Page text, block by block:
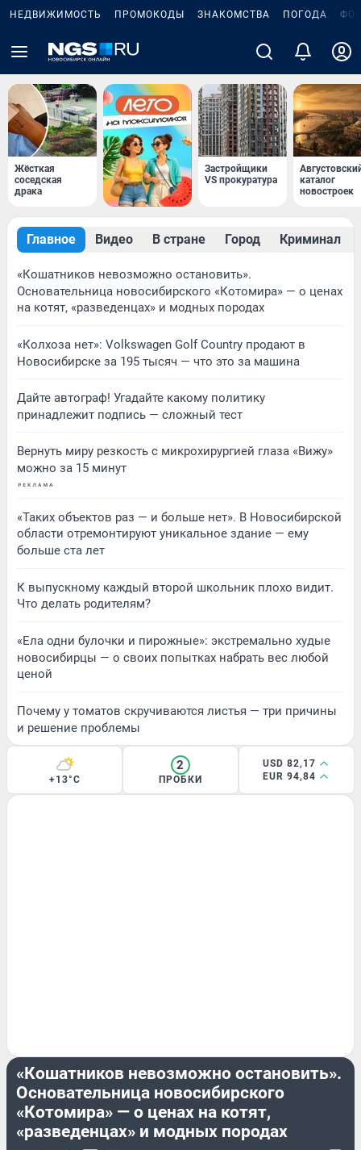
НЕДВИЖИМОСТЬ ПРОМОКОДЫ ЗНАКОМСТВА ПОГОДА
Жёсткая
соседская
драка
Застройщики
VS прокуратура
каталог
новостроек
Главное Видео В стране Город Криминал
«Кошатников невозможно остановить».
Основательница новосибирского «Котомира» — о ценах
на котят, «разведенцах» и модных породах
«Колхоза нет»: Volkswagen Golf Сountry продают в
Новосибирске за 195 тысяч — что это за машина
Дайте автограф! Угадайте какому политику
принадлежит подпись — сложный тест
Вернуть миру резкость с микрохирургией глаза «Вижу»
можно за 15 минут
«Таких объектов раз — и больше нет». В Новосибирской
области отремонтируют уникальное здание — ему
больше ста лет
К выпускному каждый второй школьник плохо видит.
Что делать родителям?
«Ела одни булочки и пирожные»: экстремально худые
новосибирцы — о своих попытках набрать вес любой
ценой
Почему у томатов скручиваются листья — три причины
и решение проблемы
+13°C
2
ПРОБКИ
USD 82,17
EUR 94,84
«Кошатников невозможно остановить».
Основательница новосибирского
«Котомира» — о ценах на котят,
«разведенцах» и модных породах